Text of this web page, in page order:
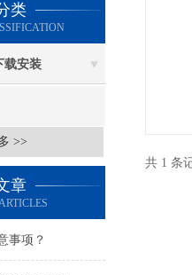
类
载安装
>>
章
项？
共 1 条